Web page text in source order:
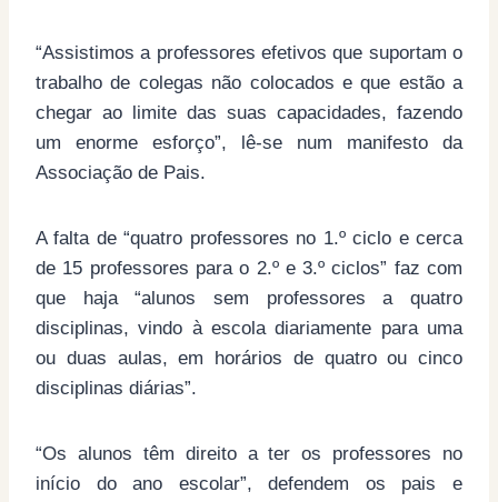
“Assistimos a professores efetivos que suportam o
trabalho de colegas não colocados e que estão a
chegar ao limite das suas capacidades, fazendo
um enorme esforço”, lê-se num manifesto da
Associação de Pais.
A falta de “quatro professores no 1.º ciclo e cerca
de 15 professores para o 2.º e 3.º ciclos” faz com
que haja “alunos sem professores a quatro
disciplinas, vindo à escola diariamente para uma
ou duas aulas, em horários de quatro ou cinco
disciplinas diárias”.
“Os alunos têm direito a ter os professores no
início do ano escolar”, defendem os pais e